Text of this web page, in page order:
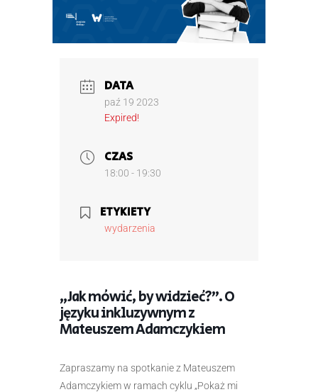
DATA
paź 19 2023
Expired!
CZAS
18:00 - 19:30
ETYKIETY
wydarzenia
„Jak mówić, by widzieć?”. O
języku inkluzywnym z
Mateuszem Adamczykiem
Zapraszamy na spotkanie z Mateuszem
Adamczykiem w ramach cyklu „Pokaż mi